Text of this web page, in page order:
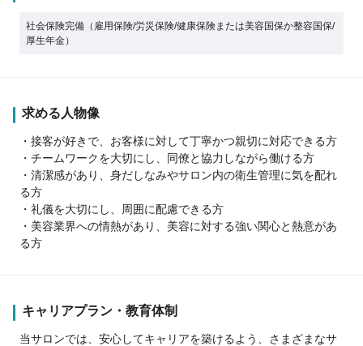
社会保険完備（雇用保険/労災保険/健康保険または美容国保か整容国保/
厚生年金）
求める人物像
・接客が好きで、お客様に対して丁寧かつ親切に対応できる方
・チームワークを大切にし、同僚と協力しながら働ける方
・清潔感があり、身だしなみやサロン内の衛生管理に気を配れ
る方
・礼儀を大切にし、周囲に配慮できる方
・美容業界への情熱があり、美容に対する強い関心と熱意があ
る方
キャリアプラン・教育体制
当サロンでは、安心してキャリアを築けるよう、さまざまなサ